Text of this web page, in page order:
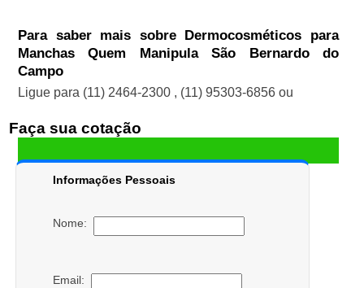
Para saber mais sobre Dermocosméticos para
Manchas Quem Manipula São Bernardo do
Campo
Ligue para (11) 2464-2300 , (11) 95303-6856 ou
Faça sua cotação
Informações Pessoais
Nome:
Email: